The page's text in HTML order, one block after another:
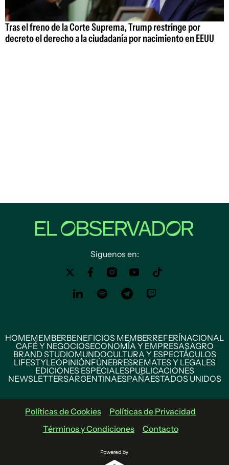
Tras el freno de la Corte Suprema, Trump restringe por
decreto el derecho a la ciudadanía por nacimiento en EEUU
Siguenos en:
HOMEMEMBERBENEFICIOS MEMBERREFERÍNACIONAL
CAFÉ Y NEGOCIOSECONOMÍA Y EMPRESASAGRO
BRAND STUDIOMUNDOCULTURA Y ESPECTÁCULOS
LIFESTYLEOPINIÓNFÚNEBRESREMATES Y LEGALES
EDICIONES ESPECIALESPUBLICACIONES
NEWSLETTERSARGENTINAESPAÑAESTADOS UNIDOS
Políticas de Cookies
Políticas de Privacidad
Términos y Condiciones
Contacto